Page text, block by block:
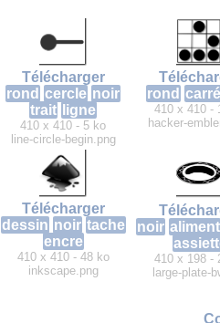
Télécharger
rond cercle noir
trait
ligne
410 x 410 - 5 ko
line-circle-begin.png
rond carré
410 x 410 -
hacker-
Télécharger
dessin noir tache
encre
410 x 410 - 48 ko
inkscape.png
noir aliment
410 x 198 -
large-plate-